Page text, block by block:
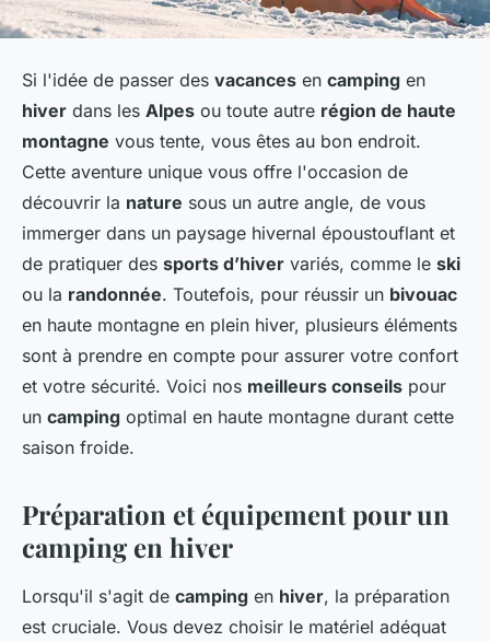
Si l'idée de passer des vacances en camping en
hiver dans les Alpes ou toute autre région de haute
montagne vous tente, vous êtes au bon endroit.
Cette aventure unique vous offre l'occasion de
découvrir la nature sous un autre angle, de vous
immerger dans un paysage hivernal époustouflant et
de pratiquer des sports d’hiver variés, comme le ski
ou la randonnée. Toutefois, pour réussir un bivouac
en haute montagne en plein hiver, plusieurs éléments
sont à prendre en compte pour assurer votre confort
et votre sécurité. Voici nos meilleurs conseils pour
un camping optimal en haute montagne durant cette
saison froide.
Préparation et équipement pour un
camping en hiver
Lorsqu'il s'agit de camping en hiver, la préparation
est cruciale. Vous devez choisir le matériel adéquat